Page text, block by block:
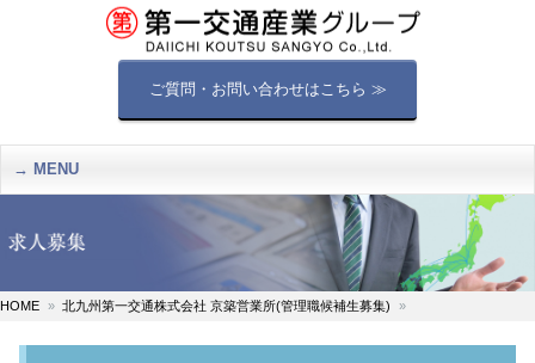
ご質問・お問い合わせはこちら ≫
MENU
HOME 北九州第一交通株式会社 京築営業所(管理職候補生募集)